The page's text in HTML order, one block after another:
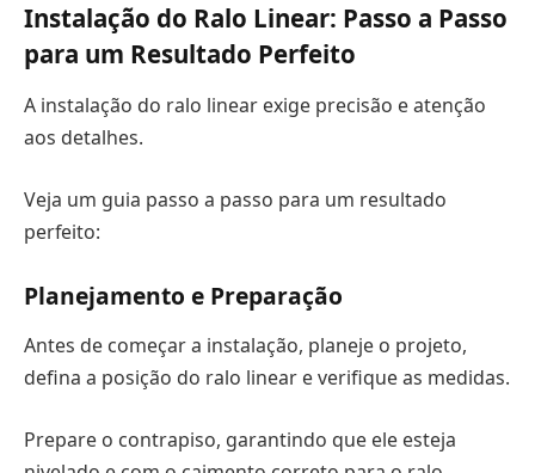
Instalação do Ralo Linear: Passo a Passo
para um Resultado Perfeito
A instalação do ralo linear exige precisão e atenção
aos detalhes.
Veja um guia passo a passo para um resultado
perfeito:
Planejamento e Preparação
Antes de começar a instalação, planeje o projeto,
defina a posição do ralo linear e verifique as medidas.
Prepare o contrapiso, garantindo que ele esteja